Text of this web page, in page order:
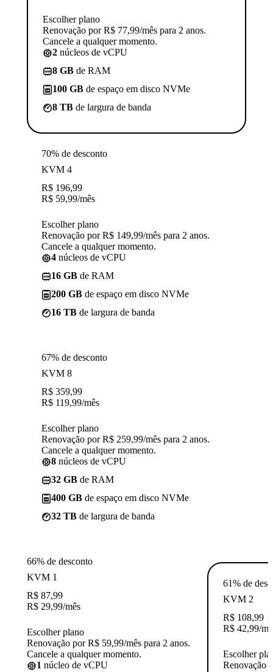
Escolher plano
Renovação por R$ 77,99/mês para 2 anos.
Cancele a qualquer momento.
2 núcleos de vCPU
8 GB de RAM
100 GB de espaço em disco NVMe
8 TB de largura de banda
70% de desconto
KVM 4
R$ 196,99
R$ 59,99/mês
Escolher plano
Renovação por R$ 149,99/mês para 2 anos.
Cancele a qualquer momento.
4 núcleos de vCPU
16 GB de RAM
200 GB de espaço em disco NVMe
16 TB de largura de banda
67% de desconto
KVM 8
R$ 359,99
R$ 119,99/mês
Escolher plano
Renovação por R$ 259,99/mês para 2 anos.
Cancele a qualquer momento.
8 núcleos de vCPU
32 GB de RAM
400 GB de espaço em disco NVMe
32 TB de largura de banda
66% de desconto
KVM 1
R$ 87,99
R$ 29,99/mês
Escolher plano
Renovação por R$ 59,99/mês para 2 anos.
Cancele a qualquer momento.
1 núcleo de vCPU
61% de
KVM 2
R$ 108,99
R$ 42,99/
Escolher
Renovação